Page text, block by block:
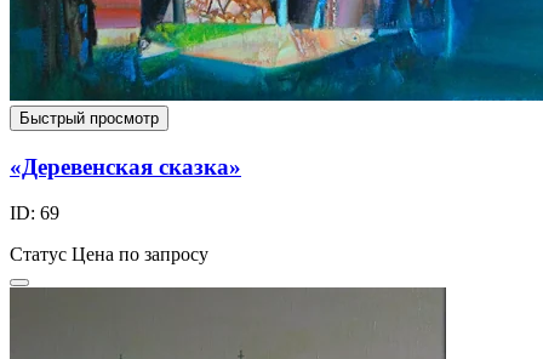
Быстрый просмотр
«Деревенская сказка»
ID: 69
Статус Цена по запросу